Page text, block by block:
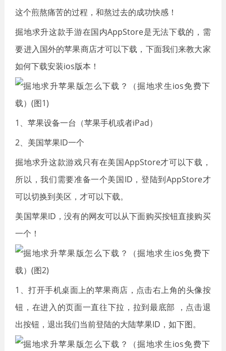
这个煎熬痛苦的过程，和熬过去的成功快感！
掘地求升这款手游在国内AppStore是无法下载的，需
要进入国外的苹果商店才可以下载，下面我们来教大家
如何下载安装ios版本！
1、苹果设备一台（苹果手机或者iPad）
2、美国苹果ID一个
掘地求升这款游戏只有在美国AppStore才可以下载，
所以，我们需要准备一个美国ID，登陆到AppStore才
可以切换到美区，才可以下载。
美国苹果ID，没有的网友可以从下面购买按钮直接购买
一个！
1、打开手机桌面上的苹果商店，点击右上角的头像按
钮，在进入的页面一直往下拉，拉到最底部 ，点击退
出按钮，退出我们当前登陆的大陆苹果ID，如下图。